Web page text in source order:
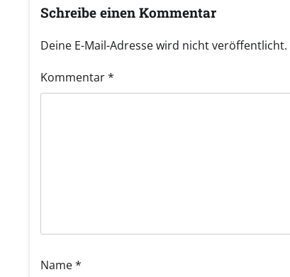
Schreibe einen Kommentar
Deine E-Mail-Adresse wird nicht veröffentlicht.
Kommentar*
Name*